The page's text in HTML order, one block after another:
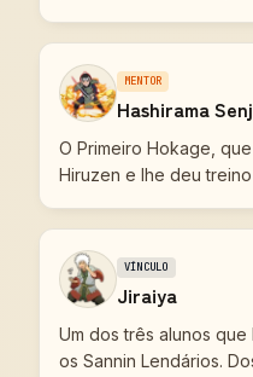
MENTOR
Hashirama
O Primeiro Hokage,
Hiruzen e lhe deu
VÍNCULO
Jiraiya
Um dos três alunos
os Sannin Lendários.